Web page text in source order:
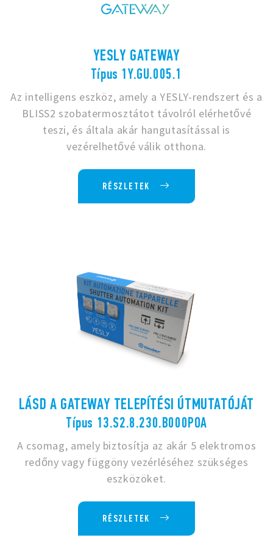
YESLY GATEWAY
Típus 1Y.GU.005.1
Az intelligens eszköz, amely a YESLY-rendszert és a
BLISS2 szobatermosztátot távolról elérhetővé
teszi, és általa akár hangutasítással is
vezérelhetővé válik otthona.
RÉSZLETEK
LÁSD A GATEWAY TELEPÍTÉSI ÚTMUTATÓJÁT
Típus 13.S2.8.230.B000POA
A csomag, amely biztosítja az akár 5 elektromos
redőny vagy függöny vezérléséhez szükséges
eszközöket.
RÉSZLETEK